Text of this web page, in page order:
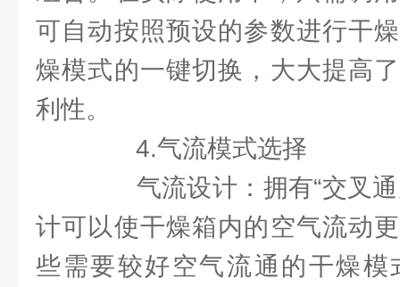
可自动按照预设的参数进行干
燥模式的一键切换，大大提高
利性。
4.气流模式选择
气流设计：拥有“交叉通
计可以使干燥箱内的空气流动
些需要较好空气流通的干燥模